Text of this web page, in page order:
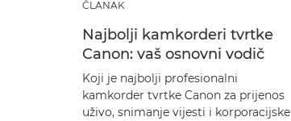
ČLANAK
Najbolji kamkorderi tvrtke
Canon: vaš osnovni vodič
Koji je najbolji profesionalni
kamkorder tvrtke Canon za prijenos
uživo, snimanje vijesti i korporacijske